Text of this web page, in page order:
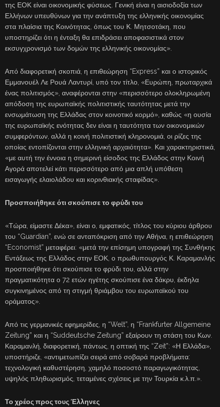
της ΕΟΚ είναι οικονομικής φύσεως. Γενική είναι η αισιοδοξία των
Ελλήνων υπευθύνων για την ανάπτυξη της ελληνικής οικονομίας
στα πλαίσια της Κοινότητας, όπως του Κ. Μητσοτάκη, που
υποστηρίζει ότι η ένταξη θα επιδράσει αποφασιστικά στον
εκσυγχρονισμό των δομών της ελληνικής οικονομίας».
Από διαφορετική σκοπιά, η επιθεώρηση “Express” και ο ιστορικός
Εμμανουέλ Λε Ρουά Λαντυρί, υπό τον τίτλο, «Ευρώπη, πρωταρχικά
ένας πολιτισμός», αναφέρονται στην «περισσότερο ολοκληρωμένη
απόδοση της ευρωπαϊκής πολιτιστικής ταυτότητας μετά την
ενσωμάτωση της Ελλάδας στον κοινοτικό κορμό», καθώς «η ουσία
της ευρωπαϊκής ενότητας δεν είναι η ταυτότητα των οικονομικών
συμφερόντων, αλλά η κοινή πολιτιστική κληρονομιά, οι ρίζες της
οποίας εντοπίζονται στην ελληνική αρχαιότητα». Και χαρακτηριστικά,
«με αυτή την έννοια η σημερινή είσοδος της Ελλάδος στην Κοινή
Αγορά αποτελεί κάτι περισσότερο από μια απλή υπόθεση
εισαγωγής ελαιολάδου και κορινθιακής σταφίδας».
Προσποιήθηκε ότι σκούπισε το φρύδι του
«Τώρα, είμαστε Δέκα», είναι ο, εμφατικός, τίτλος του κύριου άρθρου
του “Guardian”, ενώ σε ανταπόκριση από την Αθήνα, η επιθεώρηση
“Economist” μεταφέρει: «μετά την επίσημη υπογραφή της Συνθήκης
Εντάξεως της Ελλάδος στην ΕΟΚ, ο πρωθυπουργός Κ. Καραμανλής
προσποιήθηκε ότι σκούπισε το φρύδι του, αλλά στην
πραγματικότητα ο 72 ετών ηγέτης σκούπισε ένα δάκρυ, έκδηλα
συγκινημένος από τη στιγμή θριάμβου του ευρωπαϊκού του
οράματος».
Από τις γερμανικές εφημερίδες, η “Welt”, η “Frankfurter Allgemeine
Zeitung” και η “Suddeutsche Zeitung” εξαίρουν τη στάση του Κων.
Καραμανλή, διαφορετική, πάντως, η οπτική της “Zeit”: «Η Ελλάδα»,
υποστήριζε, «αντιμετωπίζει σειρά από σοβαρά προβλήματα:
τεχνολογική καθυστέρηση, χαμηλό ποσοστό παραγωγικότητας,
υψηλός πληθωρισμός, τεταμένες σχέσεις με την Τουρκία κ.λ.π.».
Το χρέος προς τους Έλληνες